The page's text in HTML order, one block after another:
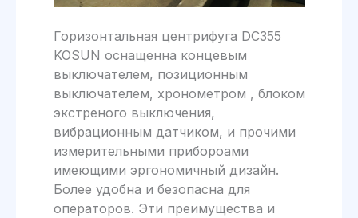
Горизонтальная центрифуга DC355
KOSUN оснащенна концевым
выключателем, позиционным
выключателем, хронометром , блоком
экстреного выключения,
вибрационным датчиком, и прочими
измерительными прибороами
имеющими эргономичный дизайн.
Более удобна и безопасна для
операторов. Эти преимущества и